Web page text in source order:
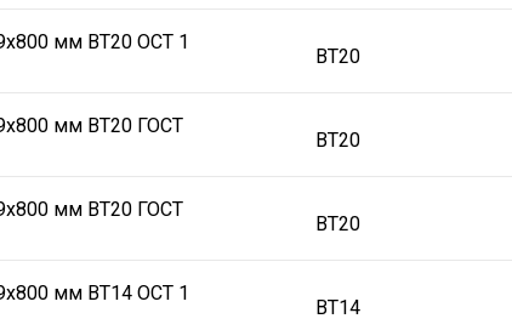
мм ВТ20 ОСТ 1
ВТ20
мм ВТ20 ГОСТ
ВТ20
мм ВТ20 ГОСТ
ВТ20
мм ВТ14 ОСТ 1
ВТ14